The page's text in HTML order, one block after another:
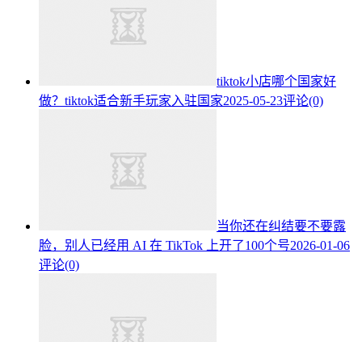
tiktok小店哪个国家好
做？tiktok适合新手玩家入驻国家2025-05-23评论(0)
当你还在纠结要不要露
脸，别人已经用 AI 在 TikTok 上开了100个号2026-01-06
评论(0)